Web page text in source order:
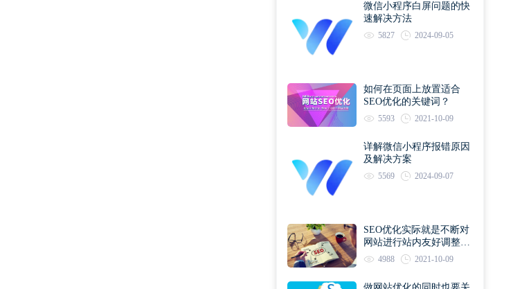
微信小程序白屏问题的快
速解决方法
5827 2024-09-05
如何在页面上放置适合
SEO优化的关键词？
5593 2021-10-09
详解微信小程序报错原因
及解决方案
5569 2024-09-07
SEO优化实际就是不断对
网站进行站内友好调整直
到符合优化规则
4988 2021-10-09